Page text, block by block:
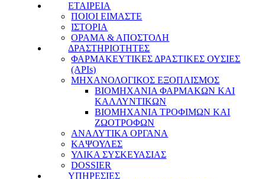
ΕΤΑΙΡΕΙΑ
ΠΟΙΟΙ ΕΙΜΑΣΤΕ
ΙΣΤΟΡΙΑ
ΟΡΑΜΑ & ΑΠΟΣΤΟΛΗ
ΔΡΑΣΤΗΡΙΟΤΗΤΕΣ
ΦΑΡΜΑΚΕΥΤΙΚΕΣ ΔΡΑΣΤΙΚΕΣ ΟΥΣΙΕΣ
(APIs)
ΜΗΧΑΝΟΛΟΓΙΚΟΣ ΕΞΟΠΛΙΣΜΟΣ
ΒΙΟΜΗΧΑΝΙΑ ΦΑΡΜΑΚΩΝ ΚΑΙ
ΚΑΛΛΥΝΤΙΚΩΝ
ΒΙΟΜΗΧΑΝΙΑ ΤΡΟΦΙΜΩΝ ΚΑΙ
ΖΩΟΤΡΟΦΩΝ
ΑΝΑΛΥΤΙΚΑ ΟΡΓΑΝΑ
ΚΑΨΟΥΛΕΣ
ΥΛΙΚΑ ΣΥΣΚΕΥΑΣΙΑΣ
DOSSIER
ΥΠΗΡΕΣΙΕΣ